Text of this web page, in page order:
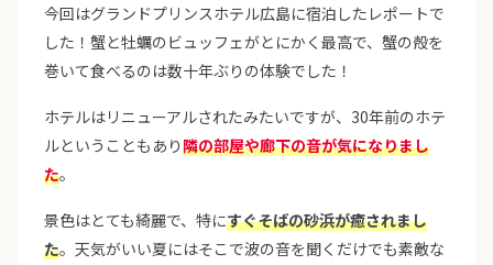
今回はグランドプリンスホテル広島に宿泊したレポートで
した！蟹と牡蠣のビュッフェがとにかく最高で、蟹の殻を
巻いて食べるのは数十年ぶりの体験でした！
ホテルはリニューアルされたみたいですが、30年前のホテ
ルということもあり隣の部屋や廊下の音が気になりまし
た。
景色はとても綺麗で、特にすぐそばの砂浜が癒されまし
た。天気がいい夏にはそこで波の音を聞くだけでも素敵な